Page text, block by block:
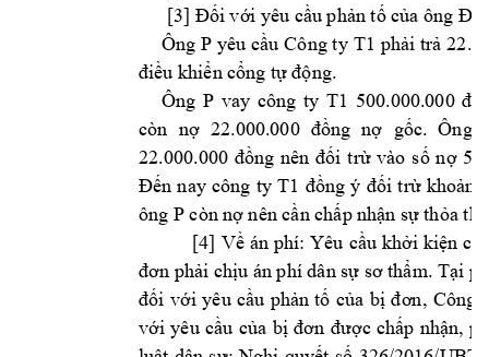
[3] Đối với yêu cầu phản tố của ông
Ông P yêu cầu Công ty T1 phải trả
điều khiển cổng tự động.
Ông P vay công ty T1 500.000.000
còn nợ 22.000.000 đồng nợ gốc. Ông
22.000.000 đồng nên đối trừ vào số nợ
Đến nay công ty T1 đồng ý đối trừ khoản
ông P còn nợ nên cần chấp nhận sự thỏa th
[4] Về án phí: Yêu cầu khởi kiện
đơn phải chịu án phí dân sự sơ thẩm. Tại
đối với yêu cầu phản tố của bị đơn, Công
với yêu cầu của bị đơn được chấp nhận,